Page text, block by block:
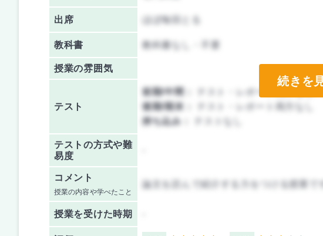
出席 ほぼ毎回とる
教科書 教科書なし・不要
授業の雰囲気
テスト
前期/中間：
後期/期末：
持ち込み：
テストの方式や難
易度
コメント
授業の内容や学べたこと
論文を読んで紹介する力をつける授業で
授業を受けた時期
続きを